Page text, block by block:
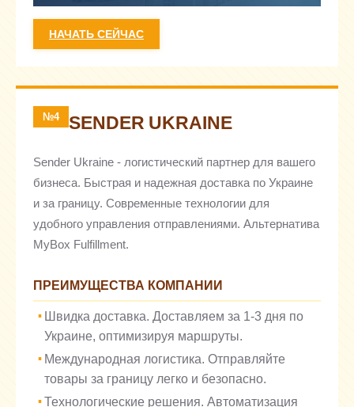
НАЧАТЬ СЕЙЧАС
№4 SENDER UKRAINE
Sender Ukraine - логистический партнер для вашего
бизнеса. Быстрая и надежная доставка по Украине
и за границу. Современные технологии для
удобного управления отправлениями. Альтернатива
MyBox Fulfillment.
ПРЕИМУЩЕСТВА КОМПАНИИ
Швидка доставка. Доставляем за 1-3 дня по
Украине, оптимизируя маршруты.
Международная логистика. Отправляйте
товары за границу легко и безопасно.
Технологические решения. Автоматизация